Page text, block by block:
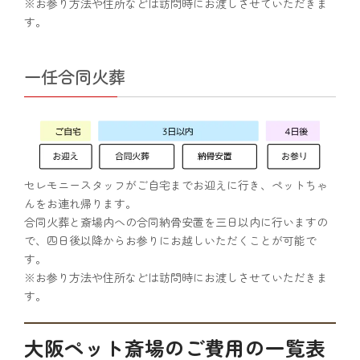
す。
一任合同火葬
セレモニースタッフがご自宅までお迎えに行き、ペットちゃ
んをお連れ帰ります。
合同火葬と斎場内への合同納骨安置を三日以内に行いますの
で、四日後以降からお参りにお越しいただくことが可能で
す。
※お参り方法や住所などは訪問時にお渡しさせていただきま
す。
大阪ペット斎場のご費用の一覧表